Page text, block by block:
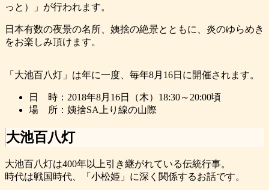
っと）」が行われます。
日本有数の夜景の名所、姨捨の絶景とともに、炎のゆらめき
をお楽しみ頂けます。
「大池百八灯」は年に一度、毎年8月16日に開催されます。
日 時：2018年8月16日（木）18:30～20:00頃
場 所：姨捨SA上り線の山際
大池百八灯
大池百八灯は400年以上引き継がれている伝統行事。
時代は戦国時代、「小松姫」に深く関係するお話です。